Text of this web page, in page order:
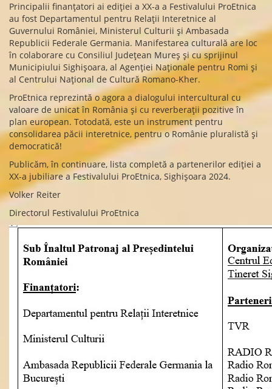
Principalii finanțatori ai ediției a XX-a a Festivalului ProEtnica
au fost Departamentul pentru Relații Interetnice al
Guvernului României, Ministerul Culturii și Ambasada
Republicii Federale Germania. Manifestarea culturală are loc
în colaborare cu Consiliul Județean Mureș și cu sprijinul
Municipiului Sighișoara, al Agenției Naționale pentru Romi și
al Centrului Național de Cultură Romano-Kher.
ProEtnica reprezintă o agora a dialogului intercultural cu
valoare de unicat în România și cu reverberații pozitive în
plan european. Totodată, este un instrument pentru
consolidarea păcii interetnice, pentru o Românie pluralistă și
democratică!
Publicăm, în continuare, lista completă a partenerilor ediției a
XX-a jubiliare a Festivalului ProEtnica, Sighișoara 2024.
Volker Reiter
Directorul Festivalului ProEtnica